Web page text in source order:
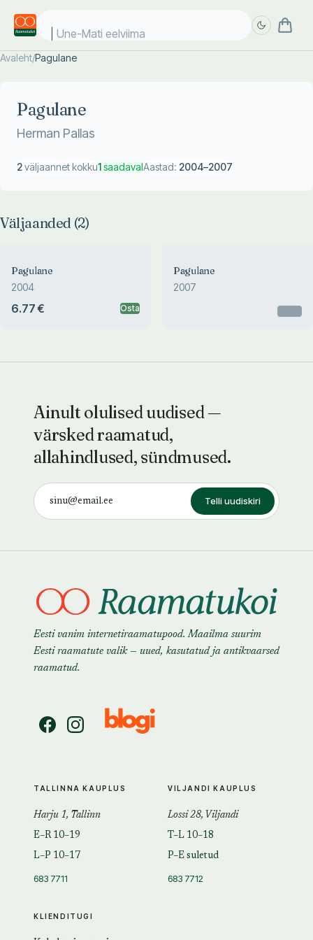
Une-Mati eelviimase
Avaleht/Pagulane
Pagulane
Herman Pallas
2väljaannet kokku1saadavalAastad: 2004–2007
Väljaanded (2)
Pagulane
2004
6.77 € Osta
Pagulane
2007
Ainult olulised uudised —
värsked raamatud,
allahindlused, sündmused.
Telli uudiskiri
Eesti vanim internetiraamatupood. Maailma suurim
Eesti raamatute valik — uued, kasutatud ja antikvaarsed
raamatud.
KLIENDITUGI
TALLINNA KAUPLUS
Harju 1, Tallinn
E–R 10–19
L–P 10–17
683 7711
VILJANDI KAUPLUS
Lossi 28, Viljandi
T–L 10–18
P–E suletud
683 7712